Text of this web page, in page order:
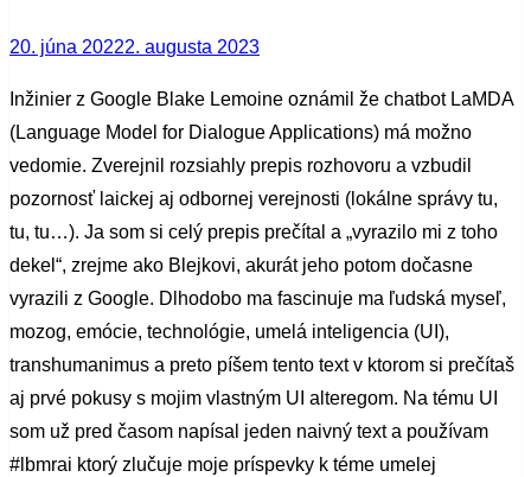
Posted
20. júna 20222. augusta 2023
Inžinier z Google Blake Lemoine oznámil že chatbot LaMDA
(Language Model for Dialogue Applications) má možno
vedomie. Zverejnil rozsiahly prepis rozhovoru a vzbudil
pozornosť laickej aj odbornej verejnosti (lokálne správy tu,
tu, tu…). Ja som si celý prepis prečítal a „vyrazilo mi z toho
dekel“, zrejme ako Blejkovi, akurát jeho potom dočasne
vyrazili z Google. Dlhodobo ma fascinuje ma ľudská myseľ,
mozog, emócie, technológie, umelá inteligencia (UI),
transhumanimus a preto píšem tento text v ktorom si prečítaš
aj prvé pokusy s mojim vlastným UI alteregom. Na tému UI
som už pred časom napísal jeden naivný text a používam
#lbmrai ktorý zlučuje moje príspevky k téme umelej